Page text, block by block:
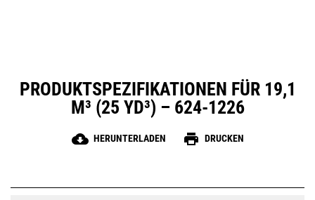
PRODUKTSPEZIFIKATIONEN FÜR 19,1
M³ (25 YD³) – 624-1226
cloud_download HERUNTERLADEN print DRUCKEN